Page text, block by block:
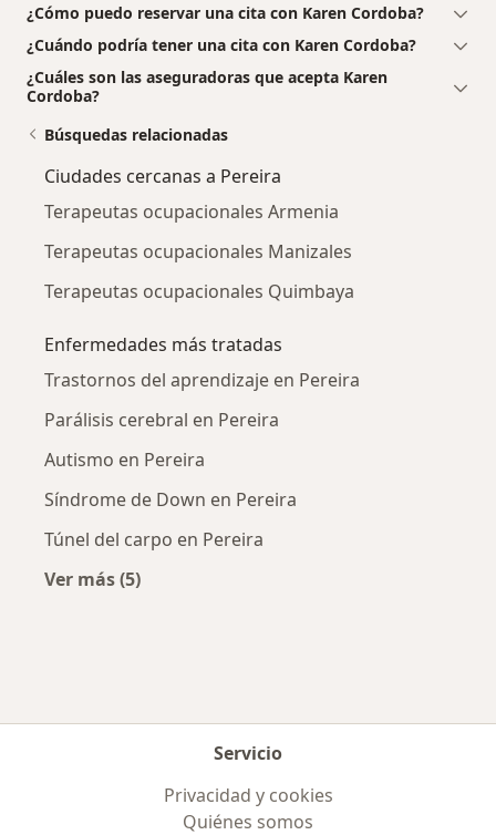
¿Cómo puedo reservar una cita con Karen Cordoba?
¿Cuándo podría tener una cita con Karen Cordoba?
¿Cuáles son las aseguradoras que acepta Karen
Cordoba?
Búsquedas relacionadas
Ciudades cercanas a Pereira
Terapeutas ocupacionales Armenia
Terapeutas ocupacionales Manizales
Terapeutas ocupacionales Quimbaya
Enfermedades más tratadas
Trastornos del aprendizaje en Pereira
Parálisis cerebral en Pereira
Autismo en Pereira
Síndrome de Down en Pereira
Túnel del carpo en Pereira
Ver más (5)
Servicio
Privacidad y cookies
Quiénes somos